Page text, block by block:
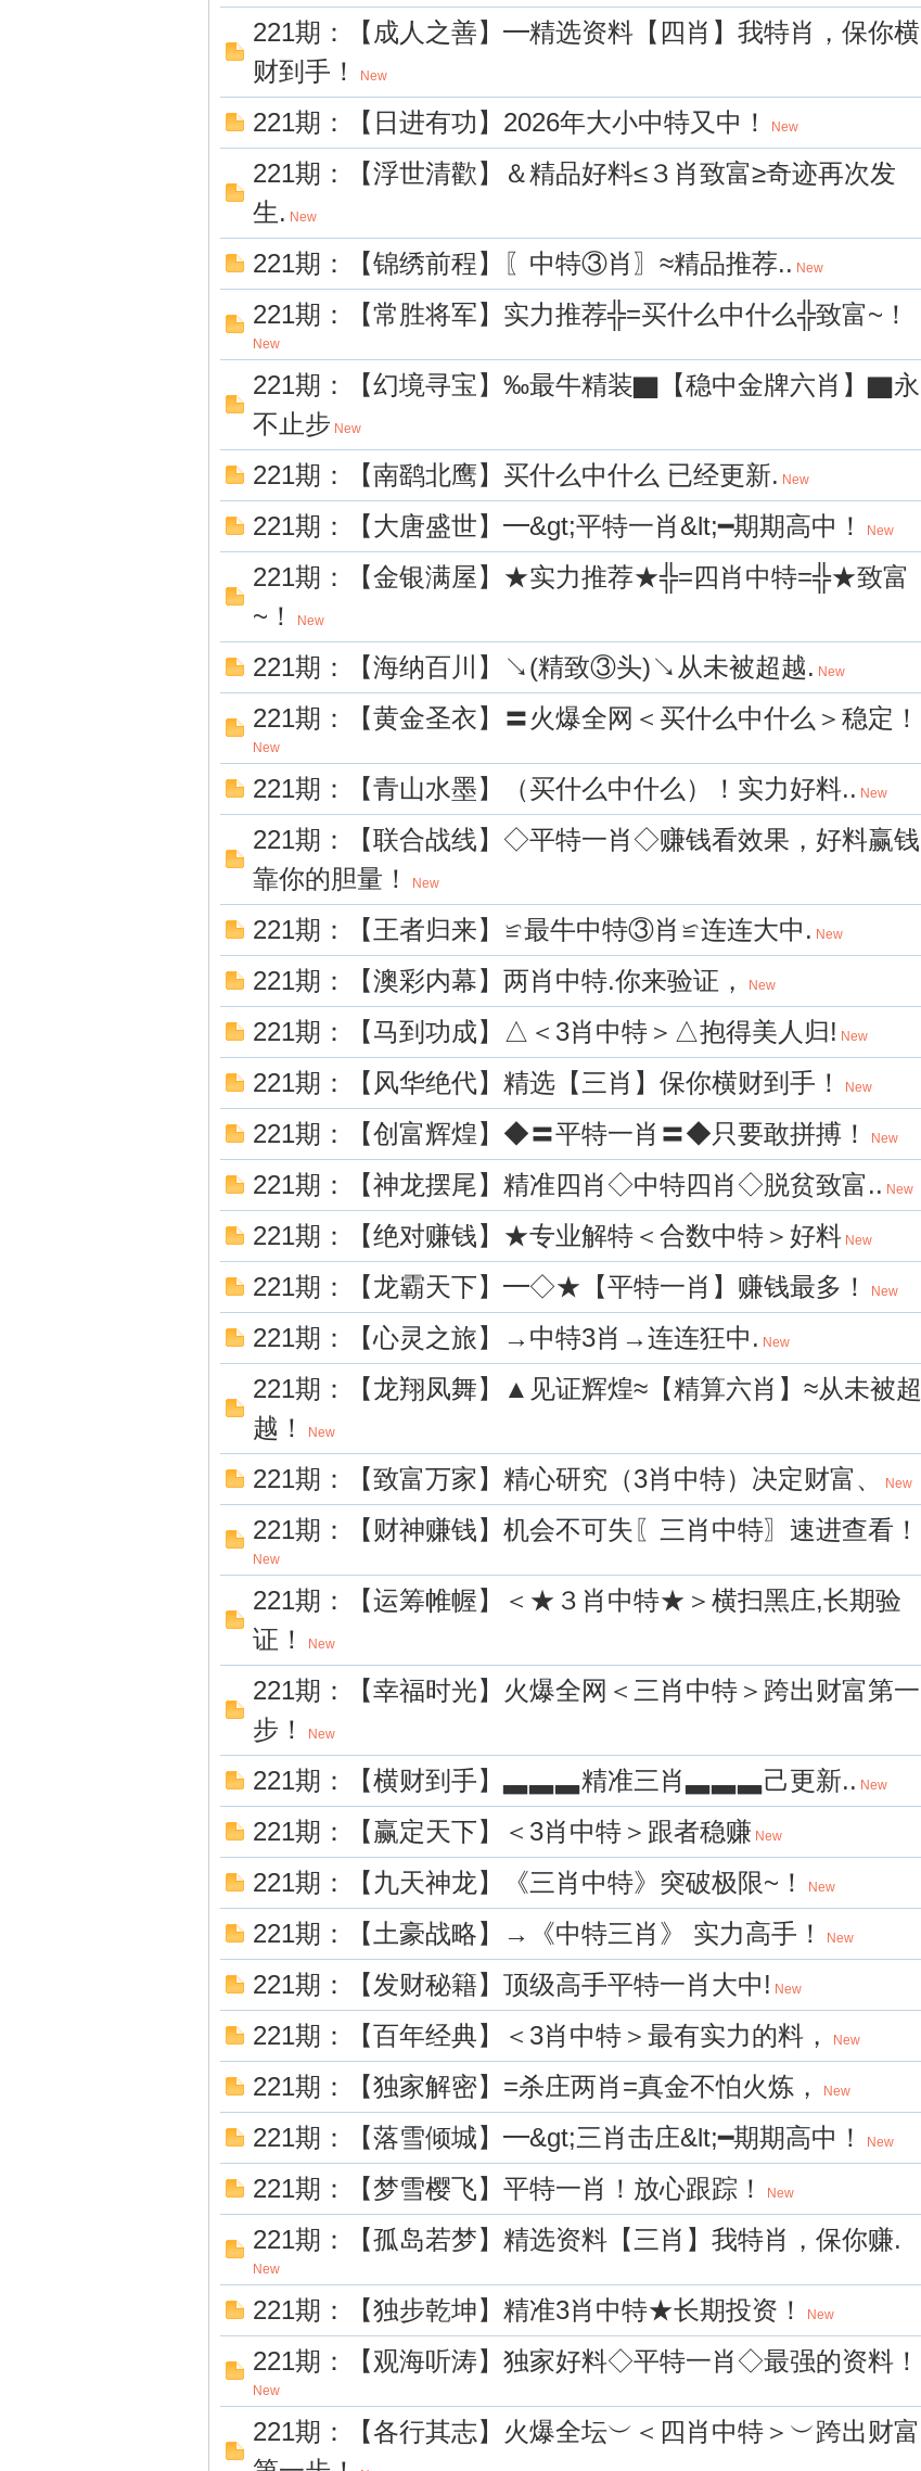
巴
221期：【成人之善】━精选资料【四肖】我特肖，保你横
财到手！
New
221期：【日进有功】2026年大小中特又中！ New
221期：【浮世清歡】＆精品好料≤３肖致富≥奇迹再次发
生. New
221期：【锦绣前程】〖中特③肖〗≈精品推荐.. New
221期：【常胜将军】实力推荐╬=买什么中什么╬致富~！
New
221期：【幻境寻宝】‰最牛精装▇【稳中金牌六肖】▇永
不止步 New
221期：【南鹞北鹰】买什么中什么 已经更新. New
221期：【大唐盛世】━&gt;平特一肖&lt;━期期高中！ New
221期：【金银满屋】★实力推荐★╬=四肖中特=╬★致富
~！
New
221期：【海纳百川】↘(精致③头)↘从未被超越. New
221期：【黄金圣衣】〓火爆全网＜买什么中什么＞稳定！
New
221期：【青山水墨】（买什么中什么）！实力好料.. New
221期：【联合战线】◇平特一肖◇赚钱看效果，好料赢钱
靠你的胆量！
New
221期：【王者归来】≌最牛中特③肖≌连连大中. New
221期：【澳彩内幕】两肖中特.你来验证， New
221期：【马到功成】△＜3肖中特＞△抱得美人归! New
221期：【风华绝代】精选【三肖】保你横财到手！ New
221期：【创富辉煌】◆〓平特一肖〓◆只要敢拼搏！ New
221期：【神龙摆尾】精准四肖◇中特四肖◇脱贫致富.. New
221期：【绝对赚钱】★专业解特＜合数中特＞好料 New
221期：【龙霸天下】━◇★【平特一肖】赚钱最多！ New
221期：【心灵之旅】→中特3肖→连连狂中. New
221期：【龙翔凤舞】▲见证辉煌≈【精算六肖】≈从未被超
越！
New
221期：【致富万家】精心研究（3肖中特）决定财富、 New
221期：【财神赚钱】机会不可失〖三肖中特〗速进查看！
New
221期：【运筹帷幄】＜★３肖中特★＞横扫黑庄,长期验
证！
New
221期：【幸福时光】火爆全网＜三肖中特＞跨出财富第一
步！
New
221期：【横财到手】▃▃▃精准三肖▃▃▃己更新.. New
221期：【赢定天下】＜3肖中特＞跟者稳赚 New
221期：【九天神龙】《三肖中特》突破极限~！ New
221期：【土豪战略】→《中特三肖》 实力高手！ New
221期：【发财秘籍】顶级高手平特一肖大中! New
221期：【百年经典】＜3肖中特＞最有实力的料， New
221期：【独家解密】=杀庄两肖=真金不怕火炼， New
221期：【落雪倾城】━&gt;三肖击庄&lt;━期期高中！ New
221期：【梦雪樱飞】平特一肖！放心跟踪！ New
221期：【孤岛若梦】精选资料【三肖】我特肖，保你赚.
New
221期：【独步乾坤】精准3肖中特★长期投资！ New
221期：【观海听涛】独家好料◇平特一肖◇最强的资料！
New
221期：【各行其志】火爆全坛︶＜四肖中特＞︶跨出财富